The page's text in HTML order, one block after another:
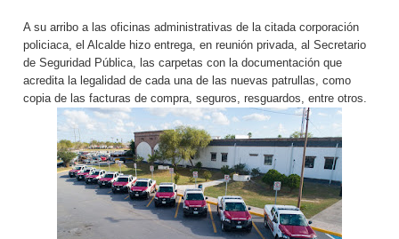
A su arribo a las oficinas administrativas de la citada corporación
policiaca, el Alcalde hizo entrega, en reunión privada, al Secretario
de Seguridad Pública, las carpetas con la documentación que
acredita la legalidad de cada una de las nuevas patrullas, como
copia de las facturas de compra, seguros, resguardos, entre otros.